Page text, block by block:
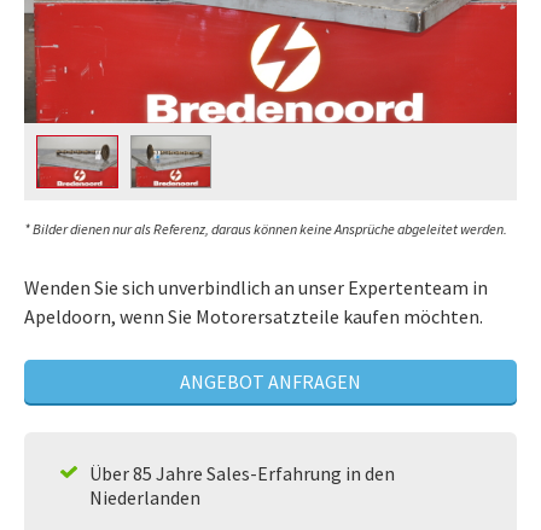
* Bilder dienen nur als Referenz, daraus können keine Ansprüche abgeleitet werden.
Wenden Sie sich unverbindlich an unser Expertenteam in
Apeldoorn, wenn Sie Motorersatzteile kaufen möchten.
ANGEBOT ANFRAGEN
Über 85 Jahre Sales-Erfahrung in den
Niederlanden